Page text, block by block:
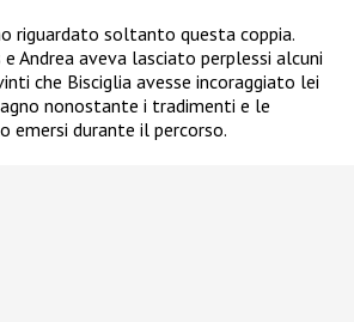
riguardato soltanto questa coppia.
Andrea aveva lasciato perplessi alcuni
che Bisciglia avesse incoraggiato lei
nonostante i tradimenti e le
emersi durante il percorso.